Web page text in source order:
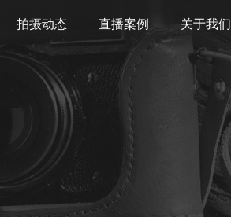
拍摄动态 直播案例 关于我们